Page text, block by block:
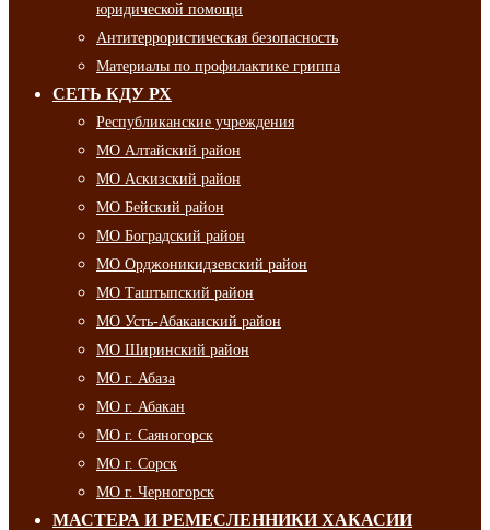
юридической помощи
Антитеррористическая безопасность
Материалы по профилактике гриппа
СЕТЬ КДУ РХ
Республиканские учреждения
МО Алтайский район
МО Аскизский район
МО Бейский район
МО Боградский район
МО Орджоникидзевский район
МО Таштыпский район
МО Усть-Абаканский район
МО Ширинский район
МО г. Абаза
МО г. Абакан
МО г. Саяногорск
МО г. Сорск
МО г. Черногорск
МАСТЕРА И РЕМЕСЛЕННИКИ ХАКАСИИ